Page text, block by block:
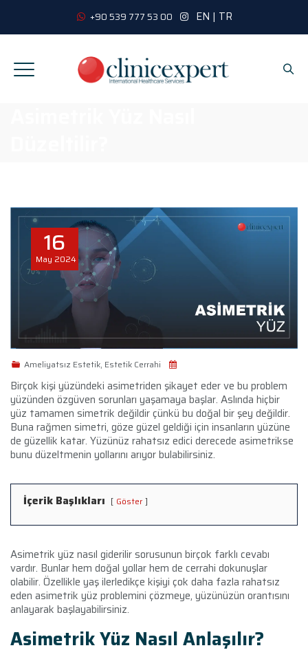
+90 539 777 53 00 EN | TR
16
May 2024
Ameliyatsız Estetik, Estetik Cerrahi
Birçok kişi yüzündeki asimetriden şikayet eder ve bu problem
yüzünden özgüven sorunları yaşamaya başlar. Aslında hiçbir
yüz tamamen simetrik değildir çünkü bu doğal bir şey değildir.
Buna rağmen simetri, göze güzel geldiği için insanların yüzüne
de güzellik katar. Yüzünüz rahatsız edici derecede asimetrikse
bunu düzeltmenin yollarını arıyor bulabilirsiniz.
İçerik Başlıkları Göster
Asimetrik yüz nasıl giderilir sorusunun birçok farklı cevabı
vardır. Bunlar hem doğal yollar hem de cerrahi dokunuşlar
olabilir. Özellikle yaş ilerledikçe kişiyi çok daha fazla rahatsız
eden asimetrik yüz problemini çözmeye, yüzünüzün orantısını
anlayarak başlayabilirsiniz.
Asimetrik Yüz Nasıl Anlaşılır?